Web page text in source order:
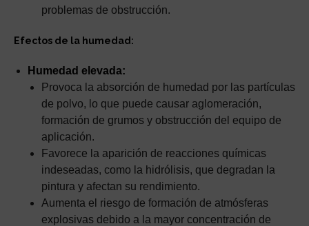
problemas de obstrucción.
Efectos de la humedad:
Humedad elevada:
Provoca la absorción de humedad por las partículas
de polvo, lo que puede causar aglomeración,
formación de grumos y obstrucción del equipo de
aplicación.
Favorece la aparición de reacciones químicas
indeseadas, como la hidrólisis, que degradan la
pintura y afectan su rendimiento.
Aumenta el riesgo de formación de atmósferas
explosivas debido a la mayor concentración de